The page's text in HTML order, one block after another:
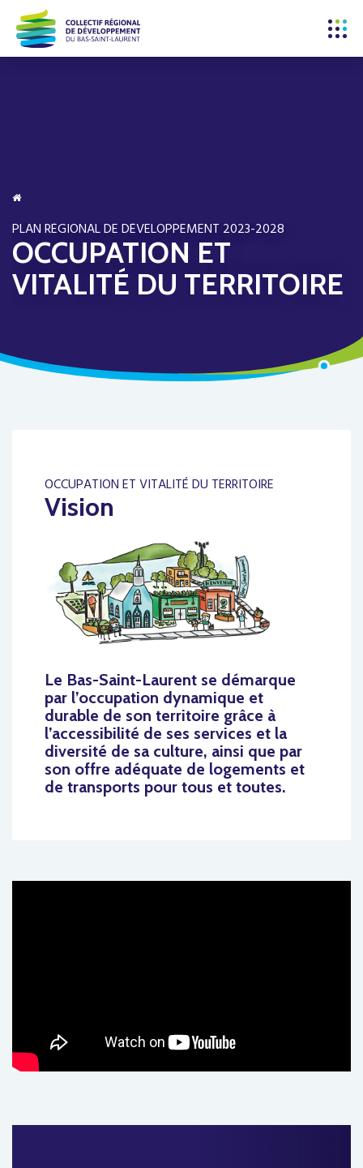
PLAN RÉGIONAL DE DÉVELOPPEMENT 2023-2028
OCCUPATION ET
VITALITÉ DU TERRITOIRE
OCCUPATION ET VITALITÉ DU TERRITOIRE
Vision
Le Bas-Saint-Laurent se démarque
par l’occupation dynamique et
durable de son territoire grâce à
l’accessibilité de ses services et la
diversité de sa culture, ainsi que par
son offre adéquate de logements et
de transports pour tous et toutes.